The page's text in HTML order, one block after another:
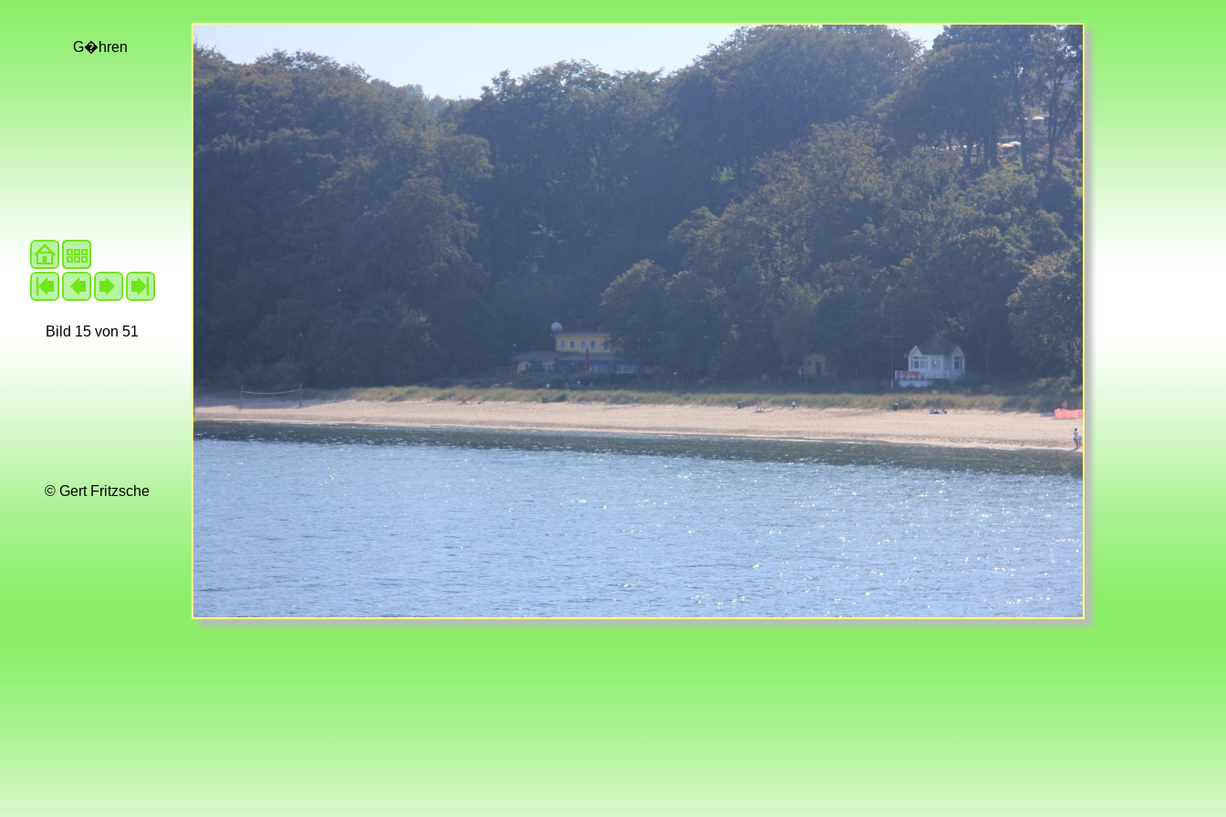
G�hren
Bild 15 von 51
© Gert Fritzsche